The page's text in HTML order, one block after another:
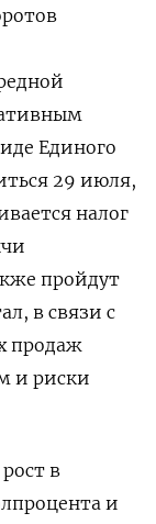
Единого
29 июля,
налог
пройдут
в связи с
продаж
и риски
в
и